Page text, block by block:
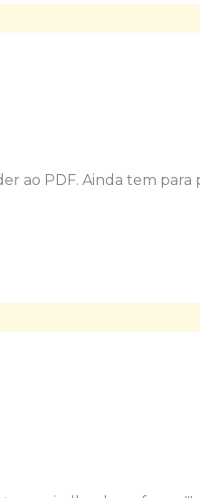
ao PDF. Ainda tem para